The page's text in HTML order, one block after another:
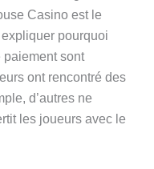
Casino est le
pourquoi
paiement sont
ont rencontré des
d’autres ne
les joueurs avec le